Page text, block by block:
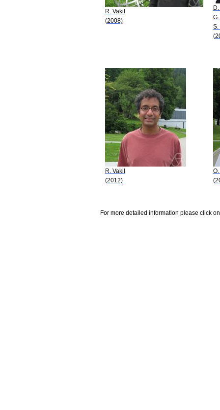
R. Vakil
(2008)
S.
R. Vakil
(2012)
For more detailed information please click